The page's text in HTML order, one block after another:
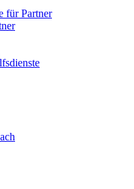
für Partner